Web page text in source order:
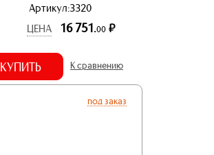
Артикул:3320
ЦЕНА
16 751.00 р.
КУПИТЬ К сравнению
под заказ